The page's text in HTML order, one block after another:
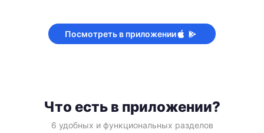
Посмотреть в приложении
Что есть в приложении?
6 удобных и функциональных разделов